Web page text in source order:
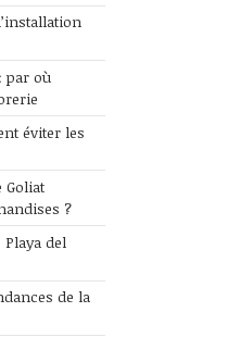
par où
éviter les
?
del
de la